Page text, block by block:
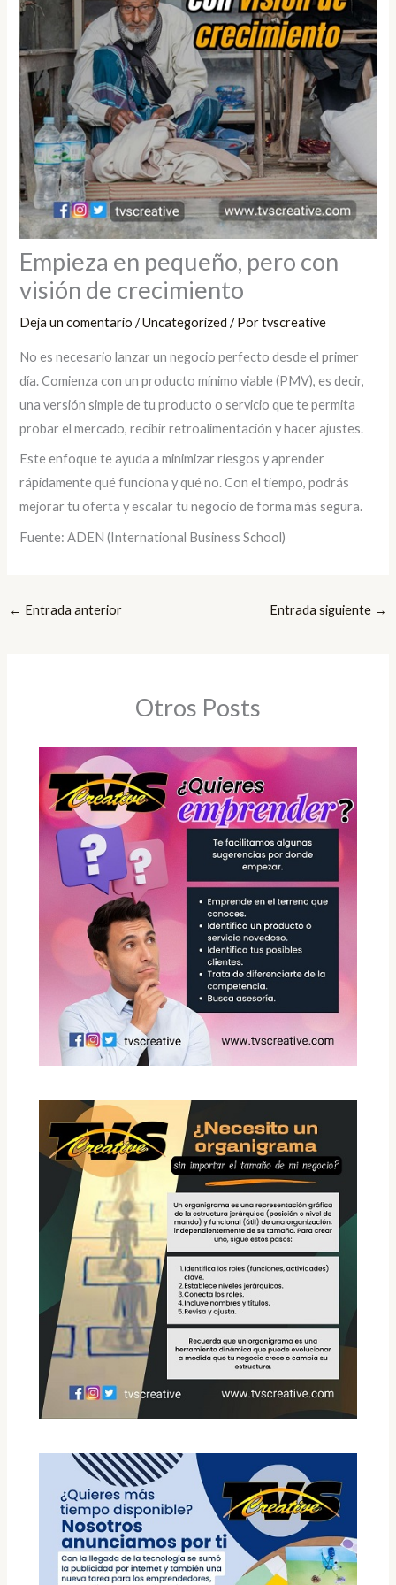
Empieza en pequeño, pero con
visión de crecimiento
Deja un comentario /Uncategorized / Portvscreative
No es necesario lanzar un negocio perfecto desde el primer
día. Comienza con un producto mínimo viable (PMV), es decir,
una versión simple de tu producto o servicio que te permita
probar el mercado, recibir retroalimentación y hacer ajustes.
Este enfoque te ayuda a minimizar riesgos y aprender
rápidamente qué funciona y qué no. Con el tiempo, podrás
mejorar tu oferta y escalar tu negocio de forma más segura.
Fuente: ADEN (International Business School)
← Entrada anterior Entrada siguiente →
Otros Posts